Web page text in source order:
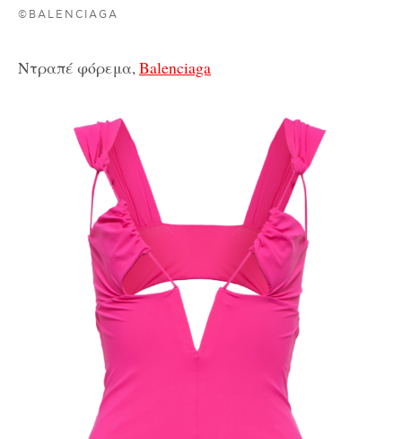
©BALENCIAGA
Ντραπέ φόρεμα,Balenciaga